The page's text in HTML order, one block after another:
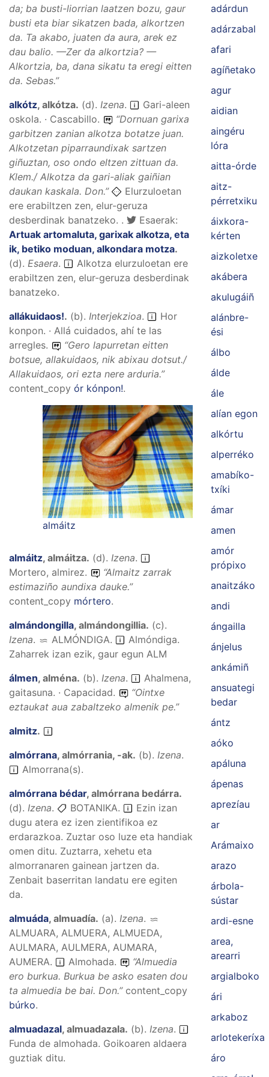
da; ba busti-liorrian laatzen bozu, gaur
busti eta biar sikatzen bada, alkortzen
da. Ta akabo, juaten da aura, arek ez
dau balio. —Zer da alkortzia? —
Alkortzia, ba, dana sikatu ta eregi eitten
da. Sebas.”
alkótz, alkótza. (d). Izena.
Gari-aleen
oskola. · Cascabillo.
“Dornuan garixa
garbitzen zanian alkotza botatze juan.
Alkotzetan piparraundixak sartzen
giñuztan, oso ondo eltzen zittuan da.
Klem./Alkotza da gari-aliak gaiñian
daukan kaskala. Don.”
Elurzuloetan
ere erabiltzen zen, elur-geruza
desberdinak banatzeko. .
Esaerak:
Artuak artomaluta, garixak alkotza, eta
ik, betiko moduan, alkondara motza.
(d). Esaera.
Alkotza elurzuloetan ere
erabiltzen zen, elur-geruza desberdinak
banatzeko.
allákuidaos!. (b). Interjekzioa.
Hor
konpon. · Allá cuidados, ahí te las
arregles.
“Gero lapurretan eitten
botsue, allakuidaos, nik abixau dotsut./
Allakuidaos, ori ezta nere arduria.”
content_copy ór kónpon!.
almáitz
almáitz, almáitza. (d). Izena.
Mortero, almirez.
“Almaitz zarrak
estimaziño aundixa dauke.”
content_copy mórtero.
almándongilla, almándongillia. (c).
Izena. ALMÓNDIGA.
Almóndiga.
Zaharrek izan ezik, gaur egun ALM
álmen, alména. (b). Izena.
Ahalmena,
gaitasuna. · Capacidad.
“Ointxe
eztaukat aua zabaltzeko almenik pe.”
almitz.
almórrana, almórrania, -ak. (b). Izena.
Almorrana(s).
almórrana bédar, almórrana bedárra.
(d). Izena. BOTANIKA.
Ezin izan
dugu atera ez izen zientifikoa ez
erdarazkoa. Zuztar oso luze eta handiak
omen ditu. Zuztarra, xehetu eta
almorranaren gainean jartzen da.
Zenbait baserritan landatu ere egiten
da.
almuáda, almuadía. (a). Izena.
ALMUARA, ALMUERA, ALMUEDA,
AULMARA, AULMERA, AUMARA,
AUMERA. Almohada. “Almuedia
ero burkua. Burkua be asko esaten dou
ta almuedia be bai. Don.” content_copy
búrko.
almuadazal, almuadazala. (b). Izena.
Funda de almohada. Goikoaren aldaera
guztiak ditu.
adárdun
adárzabal
afari
agíñetako
agur
aidian
aingéru
lóra
aitta-órde
aitz-
pérretxiku
áixkora-
kérten
aizkoletxe
akábera
akulugáiñ
alánbre-
ési
álbo
álde
ále
alían egon
alkórtu
alperréko
amabíko-
txíki
ámar
amen
amór
própixo
anaitzáko
andi
ángailla
ánjelus
ankámiñ
ansuategi
bedar
ántz
aóko
apáluna
ápenas
aprezíau
ar
Arámaixo
arazo
árbola-
sústar
ardi-esne
area,
arearri
argialboko
ári
arkaboz
arlotekeríxa
áro